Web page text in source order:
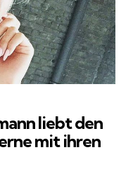
liebt den
mit ihren